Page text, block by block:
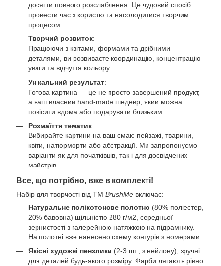
досягти повного розслаблення. Це чудовий спосіб
провести час з користю та насолодитися творчим
процесом.
Творчий розвиток:
Працюючи з квітами, формами та дрібними
деталями, ви розвиваєте координацію, концентрацію
уваги та відчуття кольору.
Унікальний результат:
Готова картина — це не просто завершений продукт,
а ваш власний hand-made шедевр, який можна
повісити вдома або подарувати близьким.
Розмаїття тематик:
Вибирайте картини на ваш смак: пейзажі, тварини,
квіти, натюрморти або абстракції. Ми запропонуємо
варіанти як для початківців, так і для досвідчених
майстрів.
Все, що потрібно, вже в комплекті!
Набір для творчості від ТМ BrushMe включає:
Натуральне полікотонове полотно (80% поліестер,
20% бавовна) щільністю 280 г/м2, середньої
зернистості з галерейною натяжкою на підрамнику.
На полотні вже нанесено схему контурів з номерами.
Якісні художні пензлики (2-3 шт., з нейлону), зручні
для деталей будь-якого розміру. Фарби лягають рівно